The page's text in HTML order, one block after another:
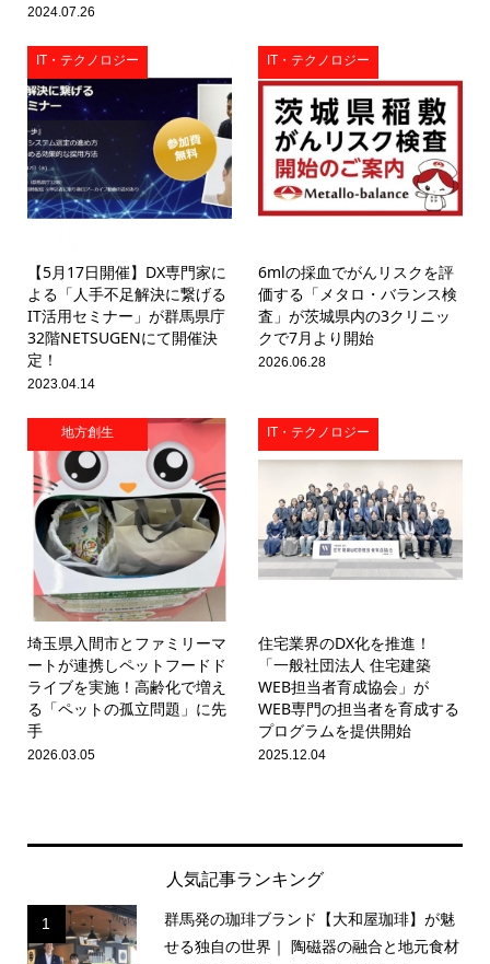
2024.07.26
IT・テクノロジー
【5月17日開催】DX専門家に
よる「人手不足解決に繋げる
IT活用セミナー」が群馬県庁
32階NETSUGENにて開催決
定！
2023.04.14
IT・テクノロジー
6mlの採血でがんリスクを評
価する「メタロ・バランス検
査」が茨城県内の3クリニッ
クで7月より開始
2026.06.28
地方創生
埼玉県入間市とファミリーマ
ートが連携しペットフードド
ライブを実施！高齢化で増え
る「ペットの孤立問題」に先
手
2026.03.05
IT・テクノロジー
住宅業界のDX化を推進！
「一般社団法人 住宅建築
WEB担当者育成協会」が
WEB専門の担当者を育成する
プログラムを提供開始
2025.12.04
人気記事ランキング
1
群馬発の珈琲ブランド【大和屋珈琲】が魅
せる独自の世界｜ 陶磁器の融合と地元食材